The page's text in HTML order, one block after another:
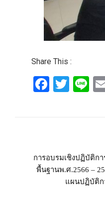
Share This :
การอบรมเชิงปฏิบัติ
พื้นฐานพ.ศ.2566 –
แผนปฏิบัติก